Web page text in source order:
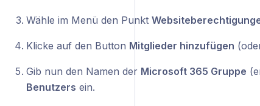
Wähle im Menü den Punkt
Klicke auf den Button Mitglieder hinzufügen
Gib nun den Namen der Microsoft 365 Gruppe
Benutzers ein.